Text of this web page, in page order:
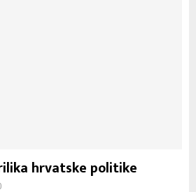
hrvatske politike